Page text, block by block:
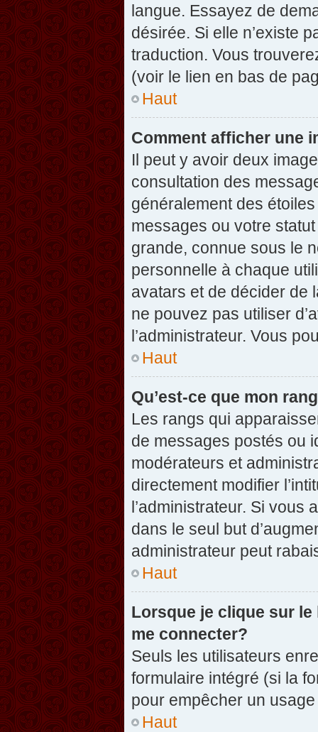
langue. Essayez de
désirée. Si elle n’existe
traduction. Vous
(voir le lien en bas de
Haut
Comment afficher une
Il peut y avoir deux
consultation des
généralement des
messages ou votre
grande, connue sous le
personnelle à chaque
avatars et de décider de
ne pouvez pas utiliser
l’administrateur. Vous
Haut
Qu’est-ce que mon
Les rangs qui
de messages postés ou
modérateurs et
directement modifier
l’administrateur. Si vous
dans le seul but
administrateur peut
Haut
Lorsque je clique sur
me connecter?
Seuls les utilisateurs
formulaire intégré (si la
pour empêcher un
Haut